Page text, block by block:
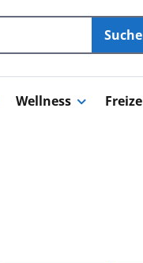
Wellness